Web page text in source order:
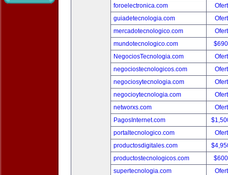
foroelectronica.com
guiadetecnologia.com
mercadotecnologico.com
mundotecnologico.com
NegociosTecnologia.com
negociostecnologicos.com
negociosytecnologia.com
negocioytecnologia.com
networxs.com
PagosInternet.com
portaltecnologico.com
productosdigitales.com
productostecnologicos.com
supertecnologia.com